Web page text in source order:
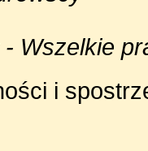
Wszelkie
i